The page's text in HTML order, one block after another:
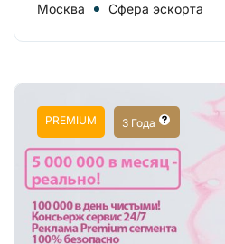
Москва Сфера эскорта
PREMIUM 3 Года